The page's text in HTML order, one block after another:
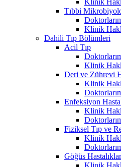
Tıbbi
Klinik
Dahili Tıp Bölümleri
Acil Tıp
Klinik
Deri ve Zührevi
Klinik
Enfeksiyon
Klinik
Fiziksel Tıp ve
Klinik
Göğüs
Klinik